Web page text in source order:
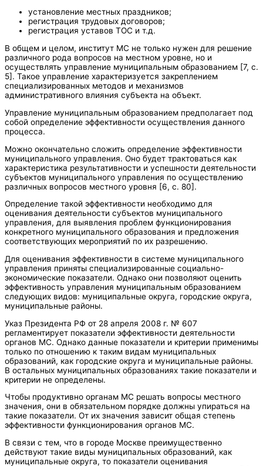
установление местных праздников;
регистрация трудовых договоров;
регистрация уставов ТОС и т.д.
В общем и целом, институт МС не только нужен для решение
различного рода вопросов на местном уровне, но и
осуществлять управление муниципальным образованием [7, с.
5]. Такое управление характеризуется закреплением
специализированных методов и механизмов
административного влияния субъекта на объект.
Управление муниципальным образованием предполагает под
собой определение эффективности осуществления данного
процесса.
Можно окончательно сложить определение эффективности
муниципального управления. Оно будет трактоваться как
характеристика результативности и успешности деятельности
субъектов муниципального управления по осуществлению
различных вопросов местного уровня [6, с. 80].
Определение такой эффективности необходимо для
оценивания деятельности субъектов муниципального
управления, для выявления проблем функционирования
конкретного муниципального образования и предложения
соответствующих мероприятий по их разрешению.
Для оценивания эффективности в системе муниципального
управления приняты специализированные социально-
экономические показатели. Однако они позволяют оценить
эффективность управления муниципальным образованием
следующих видов: муниципальные округа, городские округа,
муниципальные районы.
Указ Президента РФ от 28 апреля 2008 г. № 607
регламентирует показатели эффективности деятельности
органов МС. Однако данные показатели и критерии применимы
только по отношению к таким видам муниципальных
образований, как городские округа и муниципальные районы.
В остальных муниципальных образованиях такие показатели и
критерии не определены.
Чтобы продуктивно органам МС решать вопросы местного
значения, они в обязательном порядке должны упираться на
такие показатели. От их значения зависит общая степень
эффективности функционирования органов МС.
В связи с тем, что в городе Москве преимущественно
действуют такие виды муниципальных образований, как
муниципальные округа, то показатели оценивания